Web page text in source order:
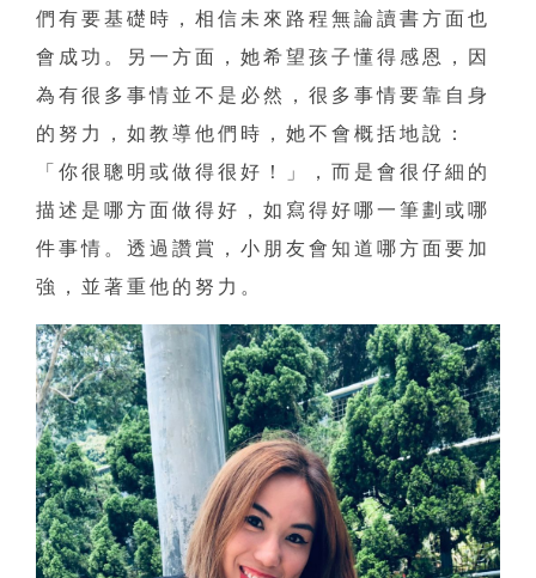
們有要基礎時，相信未來路程無論讀書方面也
會成功。另一方面，她希望孩子懂得感恩，因
為有很多事情並不是必然，很多事情要靠自身
的努力，如教導他們時，她不會概括地說：
「你很聰明或做得很好！」，而是會很仔細的
描述是哪方面做得好，如寫得好哪一筆劃或哪
件事情。透過讚賞，小朋友會知道哪方面要加
強，並著重他的努力。